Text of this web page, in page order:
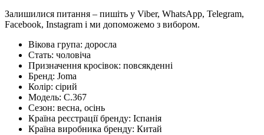
Залишилися питання – пишіть у Viber, WhatsApp, Telegram,
Facebook, Instagram і ми допоможемо з вибором.
Вікова група: доросла
Стать: чоловіча
Призначення кросівок: повсякденні
Бренд: Joma
Колір: сірий
Модель: C.367
Сезон: весна, осінь
Країна реєстрації бренду: Іспанія
Країна виробника бренду: Китай